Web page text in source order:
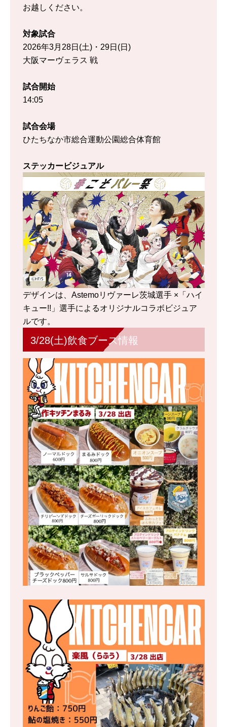
お越しください。
対象試合
2026年3月28日(土)・29日(日)
大阪マーヴェラス 戦
試合開始
14:05
試合会場
ひたちなか市総合運動公園総合体育館
ステッカービジュアル
デザインは、Astemoリヴァーレ茨城選手 ×「ハイ
キュー!!」選手によるオリジナルコラボビジュア
ルです。
3/28(土)飲食ブース情報